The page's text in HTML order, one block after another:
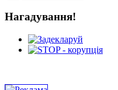
Нагадування!